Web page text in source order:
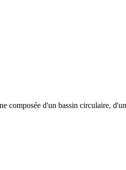
composée d'un bassin circulaire,